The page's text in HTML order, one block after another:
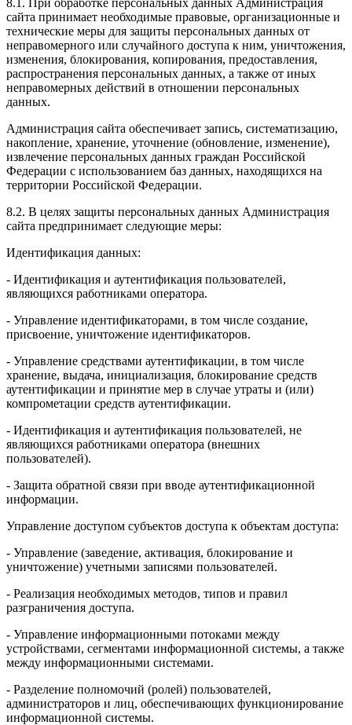
сайта принимает необходимые правовые, организационные и
технические меры для защиты персональных данных от
неправомерного или случайного доступа к ним, уничтожения,
изменения, блокирования, копирования, предоставления,
распространения персональных данных, а также от иных
неправомерных действий в отношении персональных
данных.
Администрация сайта обеспечивает запись, систематизацию,
накопление, хранение, уточнение (обновление, изменение),
извлечение персональных данных граждан Российской
Федерации с использованием баз данных, находящихся на
территории Российской Федерации.
8.2. В целях защиты персональных данных Администрация
сайта предпринимает следующие меры:
Идентификация данных:
- Идентификация и аутентификация пользователей,
являющихся работниками оператора.
- Управление идентификаторами, в том числе создание,
присвоение, уничтожение идентификаторов.
- Управление средствами аутентификации, в том числе
хранение, выдача, инициализация, блокирование средств
аутентификации и принятие мер в случае утраты и (или)
компрометации средств аутентификации.
- Идентификация и аутентификация пользователей, не
являющихся работниками оператора (внешних
пользователей).
- Защита обратной связи при вводе аутентификационной
информации.
Управление доступом субъектов доступа к объектам доступа:
- Управление (заведение, активация, блокирование и
уничтожение) учетными записями пользователей.
- Реализация необходимых методов, типов и правил
разграничения доступа.
- Управление информационными потоками между
устройствами, сегментами информационной системы, а также
между информационными системами.
- Разделение полномочий (ролей) пользователей,
администраторов и лиц, обеспечивающих функционирование
информационной системы.